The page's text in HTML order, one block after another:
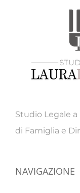
Studio Legale
di Famiglia e
NAVIGAZIONE